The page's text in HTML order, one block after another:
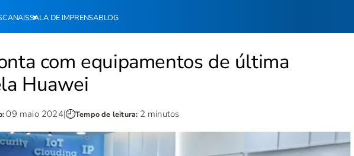
com equipamentos de última
Huawei
09 maio 2024| Tempo de leitura: 2 minutos
CANAISSALA DE IMPRENSABLOG